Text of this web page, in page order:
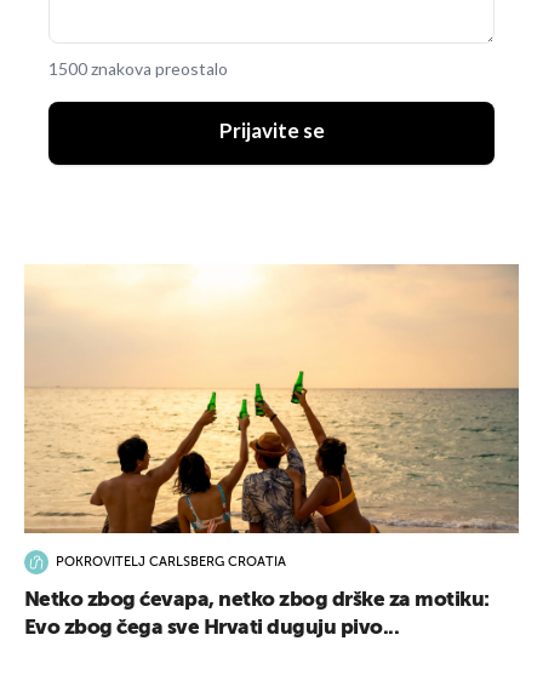
1500 znakova preostalo
Prijavite se
POKROVITELJ CARLSBERG CROATIA
Netko zbog ćevapa, netko zbog drške za motiku:
Evo zbog čega sve Hrvati duguju pivo...